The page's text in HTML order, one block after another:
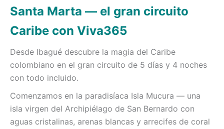
Santa Marta — el gran circuito
Caribe con Viva365
Desde Ibagué descubre la magia del Caribe
colombiano en el gran circuito de 5 días y 4 noches
con todo incluido.
Comenzamos en la paradisíaca Isla Mucura — una
isla virgen del Archipiélago de San Bernardo con
aguas cristalinas, arenas blancas y arrecifes de coral